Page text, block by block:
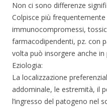
Non ci sono differenze
Colpisce più
immunocompromessi,
farmacodipendenti, pz. con
volta può insorgere anche in
Eziologia:
La localizzazione
addominale, le estremità, il
l’ingresso del patogeno nel